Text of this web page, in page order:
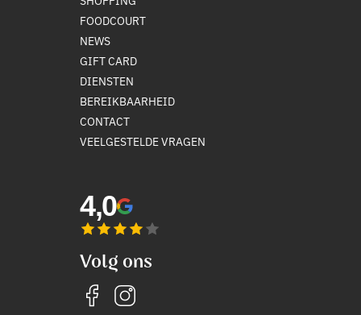
FOODCOURT
NEWS
GIFT CARD
DIENSTEN
BEREIKBAARHEID
CONTACT
VEELGESTELDE VRAGEN
4,0
Volg ons